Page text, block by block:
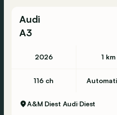
Audi
A3
2026 1 km
116 ch
A&M Diest Audi Diest